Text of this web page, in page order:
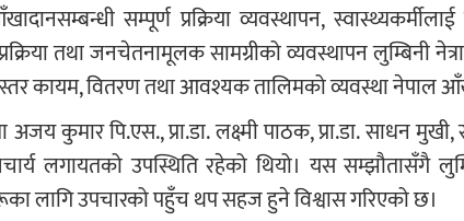
सम्पूर्ण प्रक्रिया व्यवस्थापन,
तथा जनचेतनामूलक सामग्रीको व्यवस्थापन लुम्बिनी
कायम, वितरण तथा आवश्यक तालिमको व्यवस्था नेपाल
अजय कुमार पि.एस., प्रा.डा. लक्ष्मी पाठक, प्रा.डा. साधन मुखी,
लगायतको उपस्थिति रहेको थियो। यस सम्झौतासँगै
लागि उपचारको पहुँच थप सहज हुने विश्वास गरिएको छ।